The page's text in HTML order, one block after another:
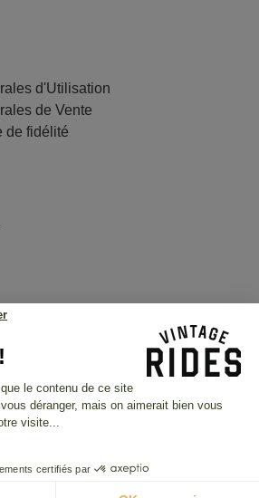
d'Utilisation
de Vente
de fidélité
le contenu de ce site
déranger, mais on aimerait bien vous
visite...
certifiés par